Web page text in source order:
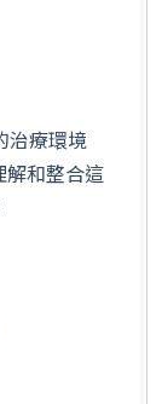
治療環境
解和整合這